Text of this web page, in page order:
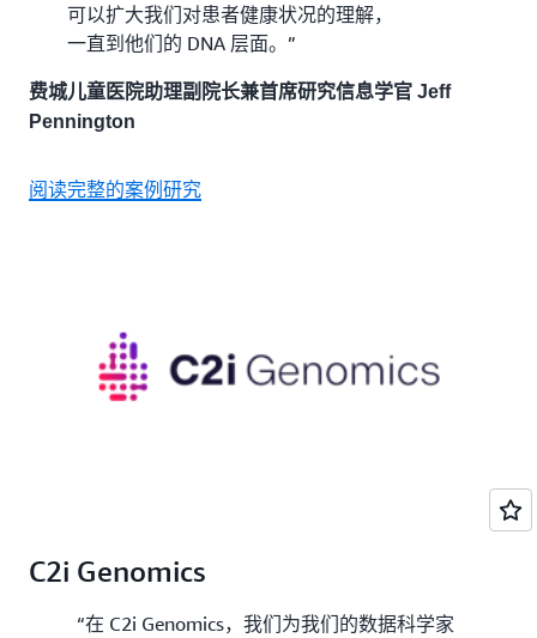
可以扩大我们对患者健康状况的理解，
一直到他们的 DNA 层面。”
费城儿童医院助理副院长兼首席研究信息学官 Jeff
Pennington
阅读完整的案例研究
C2i Genomics
“在 C2i Genomics，我们为我们的数据科学家